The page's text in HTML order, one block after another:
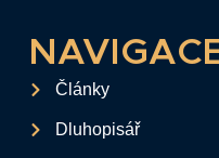
Články
Dluhopisář